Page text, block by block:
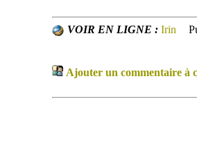
VOIR EN LIGNE : Irin
Ajouter un commentaire à